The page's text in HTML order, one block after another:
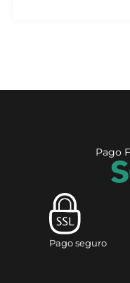
Pago
Pago seguro